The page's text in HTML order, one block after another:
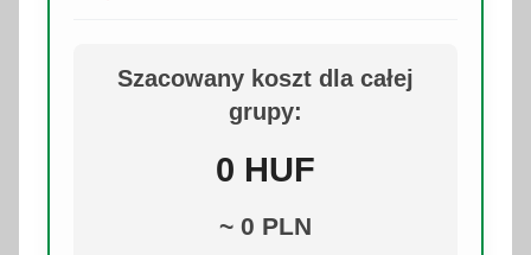
Szacowany koszt dla całej
grupy:
0 HUF
~ 0 PLN